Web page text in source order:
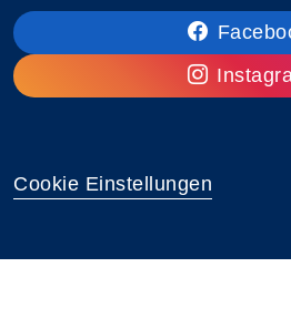
Cookie Einstellungen